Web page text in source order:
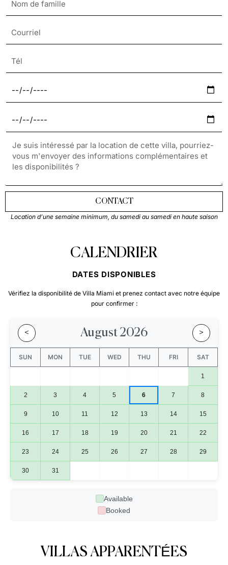
CONTACT
Location d’une semaine minimum, du samedi au samedi en haute saison
CALENDRIER
DATES DISPONIBLES
Vérifiez la disponibilité de Villa Miami et prenez contact avec notre équipe
pour confirmer :
< August 2026 >
SUN MON TUE WED THU FRI SAT
1
2 3 4 5 6 7 8
9 10 11 12 13 14 15
16 17 18 19 20 21 22
23 24 25 26 27 28 29
30 31
Available
Booked
VILLAS APPARENTÉES